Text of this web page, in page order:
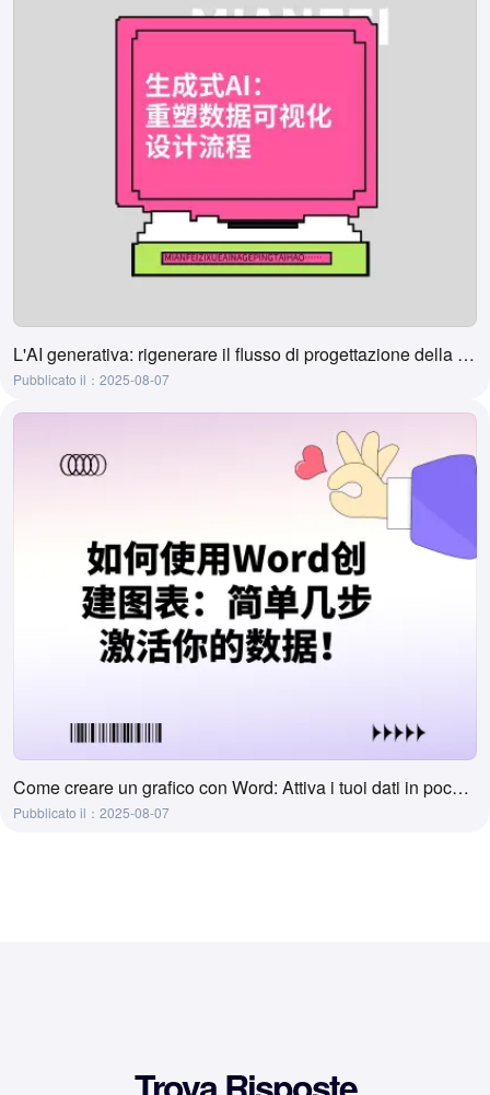
L'AI generativa: rigenerare il flusso di progettazione della visualizzazione dei dati
Pubblicato il：2025-08-07
Come creare un grafico con Word: Attiva i tuoi dati in pochi semplici passi!
Pubblicato il：2025-08-07